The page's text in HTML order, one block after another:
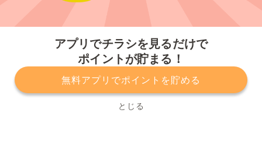
アプリでチラシを見るだけで
ポイントが貯まる！
無料アプリでポイントを貯める
とじる
プライバシーポリシー 利用規約
運営会社
サービスに関してのお問い合わせ